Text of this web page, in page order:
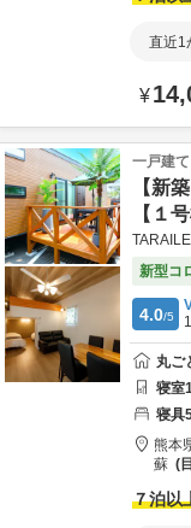
直近1
¥
一戸建て
【新
【１
新型コ
4.0/5
1
丸ご
寝室
寝具
熊本
蘇
７泊以